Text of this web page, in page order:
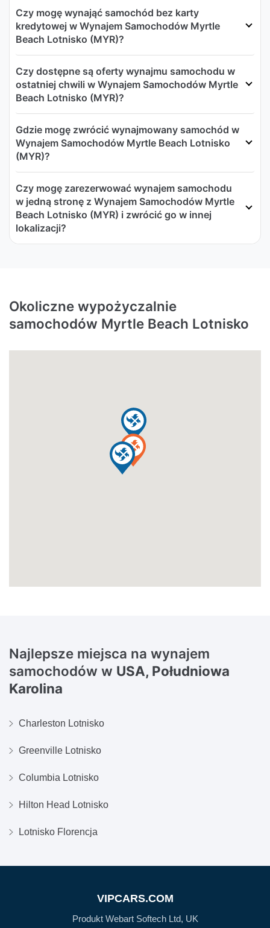
Czy mogę wynająć samochód bez karty
kredytowej w Wynajem Samochodów Myrtle
Beach Lotnisko (MYR)?
Czy dostępne są oferty wynajmu samochodu w
ostatniej chwili w Wynajem Samochodów Myrtle
Beach Lotnisko (MYR)?
Gdzie mogę zwrócić wynajmowany samochód w
Wynajem Samochodów Myrtle Beach Lotnisko
(MYR)?
Czy mogę zarezerwować wynajem samochodu
w jedną stronę z Wynajem Samochodów Myrtle
Beach Lotnisko (MYR) i zwrócić go w innej
lokalizacji?
Okoliczne wypożyczalnie
samochodów Myrtle Beach Lotnisko
Najlepsze miejsca na wynajem
samochodów w USA, Południowa
Karolina
Charleston Lotnisko
Greenville Lotnisko
Columbia Lotnisko
Hilton Head Lotnisko
Lotnisko Florencja
VIPCARS.COM
Produkt Webart Softech Ltd, UK